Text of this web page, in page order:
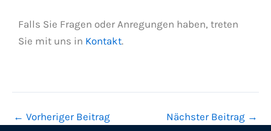
Falls Sie Fragen oder Anregungen haben, treten
Sie mit uns in Kontakt.
← Vorheriger Beitrag Nächster Beitrag →